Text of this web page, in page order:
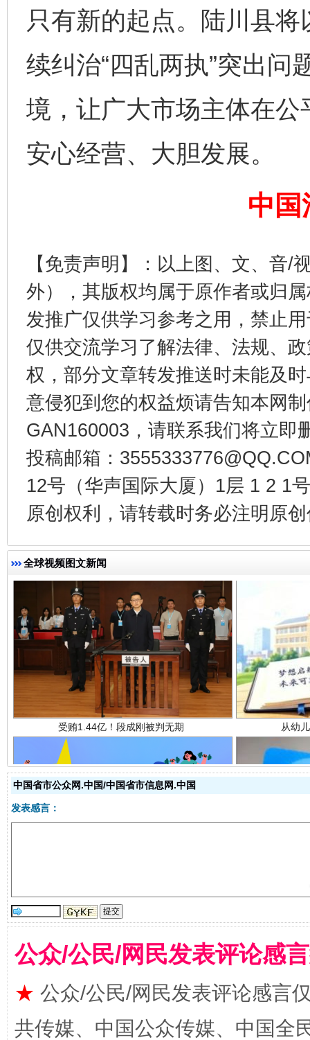
只有新的起点。陆川县
续纠治“四乱两执”突出问
境，让广大市场主体在
安心经营、大胆发展。
中国
【免责声明】：以上图、文、音/
外），其版权均属于原作者或归
发推广仅供学习参考之用，禁止
仅供交流学习了解法律、法规、
权，部分文章转发推送时未能及
意侵犯到您的权益烦请告知本网
GAN160003，请联系我们将立即
投稿邮箱：
12号（华声国际大厦）1层 1 2 1
原创权利，请转载时务必注明原
全球视频图文新闻
东山县通报“牛蛙产品抗生素超标问题” 法
千年窑火 生生不息 一
受贿1.44亿！段成刚被判无期 从幼
全民健身五年计划来了！等你上场
阿坝州三大球赛在茂县开幕 规模
中国省市公众网.中国/中国省市信息网.中国
发表感言：
公众/公民/网民发表评论感
★ 公众/公民/网民发表评论感言
共传媒、中国公众传媒、中国全